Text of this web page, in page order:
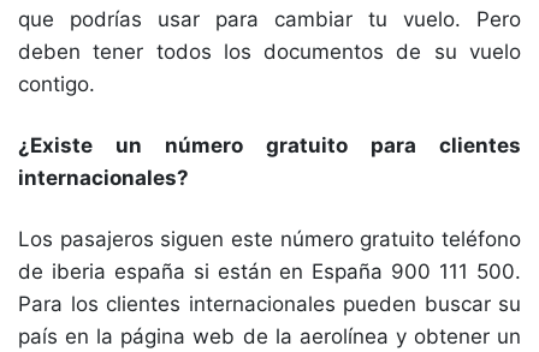
que podrías usar para cambiar tu vuelo. Pero
deben tener todos los documentos de su vuelo
contigo.
¿Existe un número gratuito para clientes
internacionales?
Los pasajeros siguen este número gratuito teléfono
de iberia españa si están en España 900 111 500.
Para los clientes internacionales pueden buscar su
país en la página web de la aerolínea y obtener un